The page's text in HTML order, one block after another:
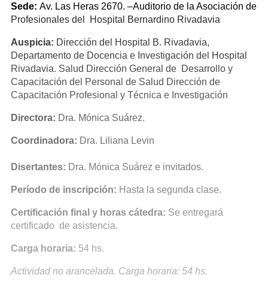
Sede: Av. Las Heras 2670. –Auditorio de la Asociación de
Profesionales del Hospital Bernardino Rivadavia
Auspicia: Dirección del Hospital B. Rivadavia,
Departamento de Docencia e Investigación del Hospital
Rivadavia. Salud Dirección General de Desarrollo y
Capacitación del Personal de Salud Dirección de
Capacitación Profesional y Técnica e Investigación
Directora: Dra. Mónica Suárez.
Coordinadora: Dra. Liliana Levin
Disertantes: Dra. Mónica Suárez e invitados.
Período de inscripción: Hasta la segunda clase.
Certificación final y horas cátedra: Se entregará
certificado de asistencia.
Carga horaria: 54 hs.
Actividad no arancelada. Carga horaria: 54 hs.